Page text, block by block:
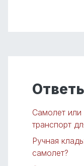
Самолет
транспорт
Ручная
самолет?